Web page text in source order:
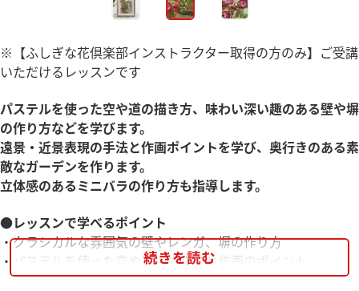
※【ふしぎな花倶楽部インストラクター取得の方のみ】ご受講
いただけるレッスンです
パステルを使った空や道の描き方、味わい深い趣のある壁や塀
の作り方などを学びます。
遠景・近景表現の手法と作画ポイントを学び、奥行きのある素
敵なガーデンを作ります。
立体感のあるミニバラの作り方も指導します。
●レッスンで学べるポイント
・クラシカルな雰囲気の壁やレンガ、塀の作り方
・パステルを使った空や道の描き方と作画のポイント
・遠景の木とアジサイ、ミニバラの作り方
続きを読む